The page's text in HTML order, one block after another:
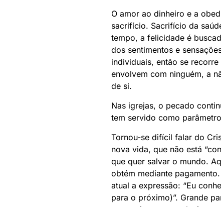
O amor ao dinheiro e a
sacrifício. Sacrifício da
tempo, a felicidade é
dos sentimentos e
individuais, então se
envolvem com ninguém, a
de si.
Nas igrejas, o pecado
tem servido como
Tornou-se difícil falar do
nova vida, que não está
que quer salvar o mundo.
obtém mediante
atual a expressão: “Eu
para o próximo)”. Grande